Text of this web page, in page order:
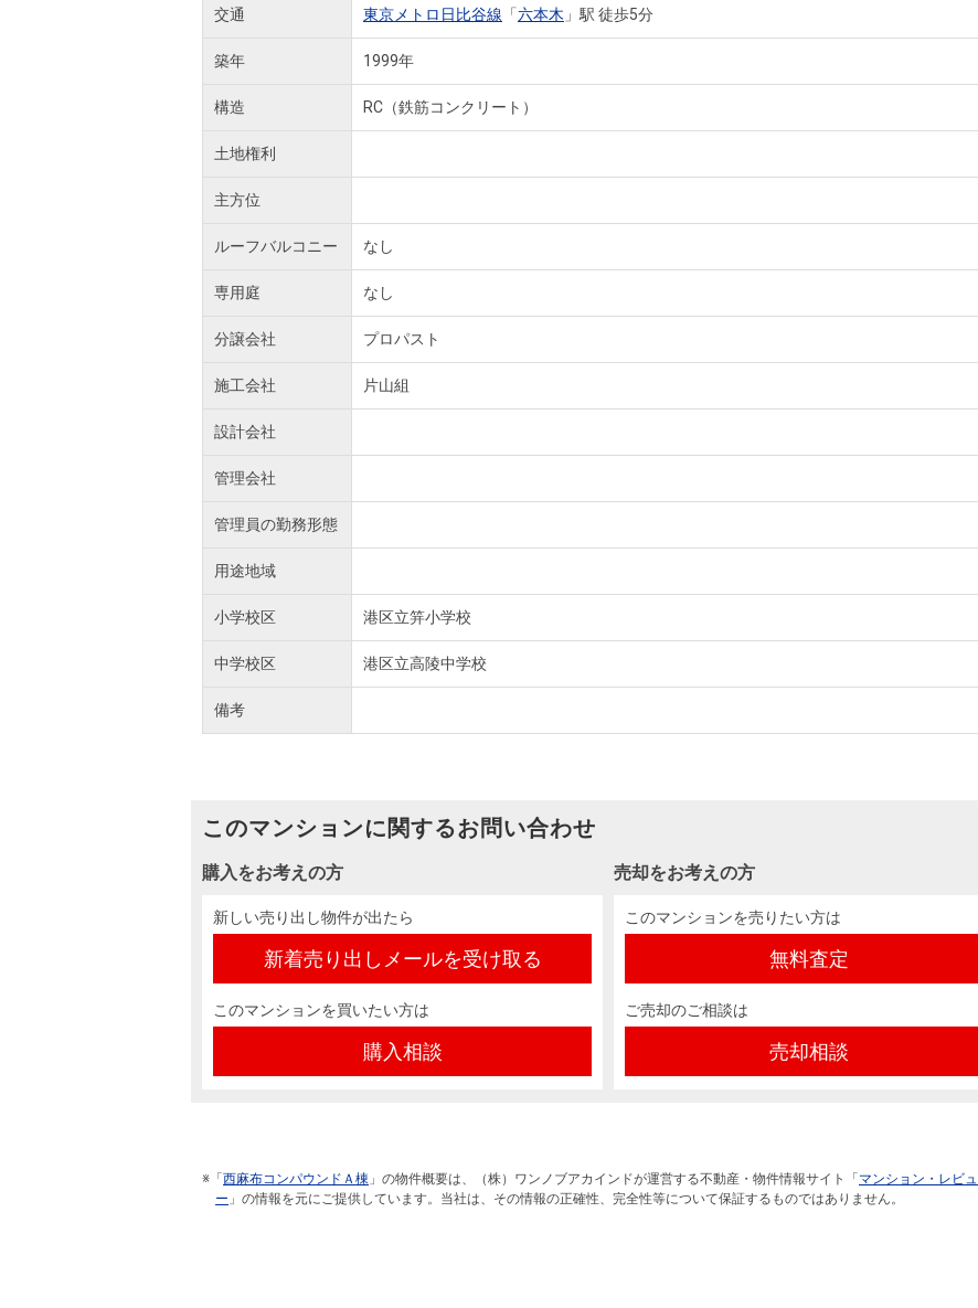
交通 東京メトロ日比谷線 「六本木 」駅 徒歩5分
築年 1999年
構造 RC（鉄筋コンクリート）
土地権利
主方位
ルーフバルコニー なし
専用庭 なし
分譲会社 プロパスト
施工会社 片山組
設計会社
管理会社
管理員の勤務形態
用途地域
小学校区 港区立笄小学校
中学校区 港区立高陵中学校
備考
このマンションに関するお問い合わせ
購入をお考えの方
新しい売り出し物件が出たら
新着売り出しメールを受け取る
このマンションを買いたい方は
購入相談
売却をお考えの方
このマンションを売りたい方は
無料査定
ご売却のご相談は
売却相談
※「 西麻布コンパウンドＡ棟 」の物件概要は、（株）ワンノブアカインドが運営する不動産・物件情報サイト「 マンション・レビュ
ー 」の情報を元にご提供しています。当社は、その情報の正確性、完全性等について保証するものではありません。